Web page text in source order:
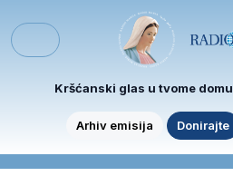
Menu
Kršćanski glas u tvome domu
Arhiv emisija Donirajte